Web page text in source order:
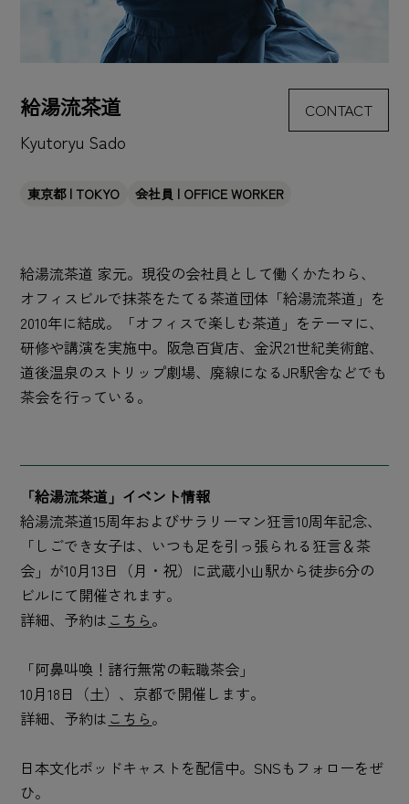
給湯流茶道
Kyutoryu Sado
東京都 | TOKYO 会社員 | OFFICE WORKER
給湯流茶道 家元。現役の会社員として働くかたわら、
オフィスビルで抹茶をたてる茶道団体「給湯流茶道」を
2010年に結成。「オフィスで楽しむ茶道」をテーマに、
研修や講演を実施中。阪急百貨店、金沢21世紀美術館、
道後温泉のストリップ劇場、廃線になるJR駅舎などでも
茶会を行っている。
「給湯流茶道」イベント情報
給湯流茶道15周年およびサラリーマン狂言10周年記念、
「しごでき女子は、いつも足を引っ張られる狂言＆茶
会」が10月13日（月・祝）に武蔵小山駅から徒歩6分の
ビルにて開催されます。
詳細、予約は こちら。
「阿鼻叫喚！諸行無常の転職茶会」
10月18日（土）、京都で開催します。
詳細、予約は こちら。
日本文化ポッドキャストを配信中。SNSもフォローをぜ
ひ。
CONTACT